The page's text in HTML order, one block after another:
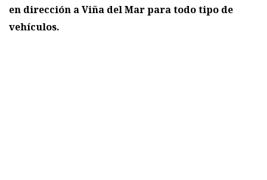
en dirección a Viña del Mar para todo tipo de
vehículos.